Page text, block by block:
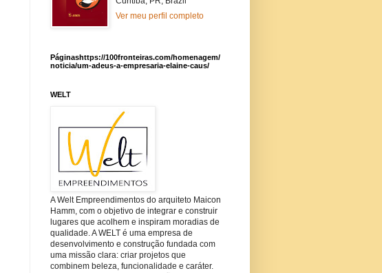
Ver meu perfil completo
Páginashttps://100fronteiras.com/homenagem/
noticia/um-adeus-a-empresaria-elaine-caus/
WELT
A Welt Empreendimentos do arquiteto Maicon
Hamm, com o objetivo de integrar e construir
lugares que acolhem e inspiram moradias de
qualidade. A WELT é uma empresa de
desenvolvimento e construção fundada com
uma missão clara: criar projetos que
combinem beleza, funcionalidade e caráter.